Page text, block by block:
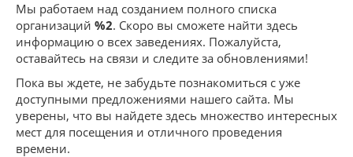
Мы работаем над созданием полного списка
организаций %2. Скоро вы сможете найти здесь
информацию о всех заведениях. Пожалуйста,
оставайтесь на связи и следите за обновлениями!
Пока вы ждете, не забудьте познакомиться с уже
доступными предложениями нашего сайта. Мы
уверены, что вы найдете здесь множество интересных
мест для посещения и отличного проведения
времени.